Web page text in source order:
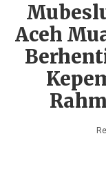
Aceh